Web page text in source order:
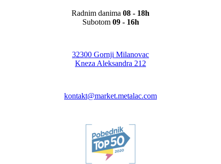
Radnim danima 08 - 18h
Subotom 09 - 16h
32300 Gornji Milanovac
Kneza Aleksandra 212
kontakt@market.metalac.com